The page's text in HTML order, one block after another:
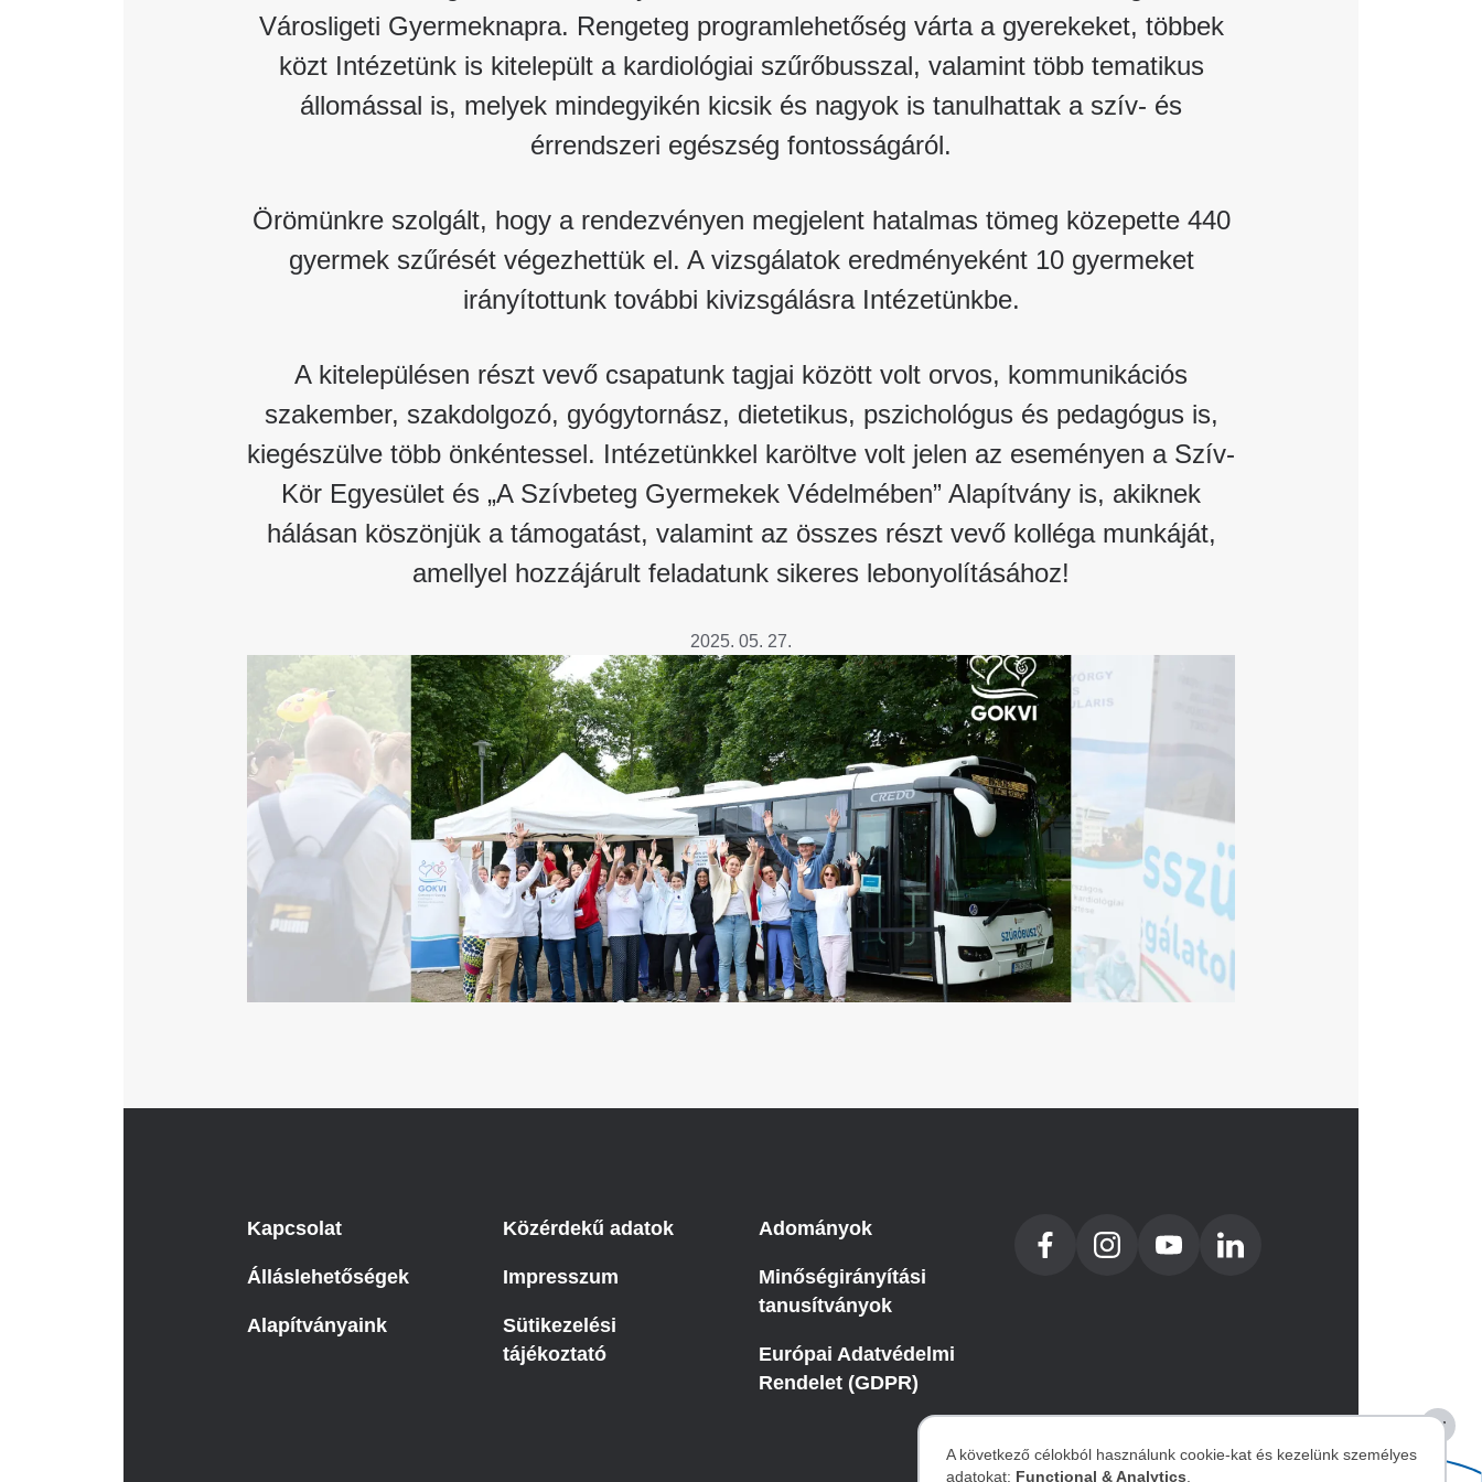
Patika ügyeleti link Pest
vármegyére vonatkozóan
Egészségértés
Nemzeti szívinfarktus regiszter
Katéter Terápiás Osztály
Kardiológiai Képalkotó Osztály
Látogatóknak
Szolgáltatásaink
A szív atlasza
Rehabilitáció Füreden
Városligeti Gyermeknapra. Rengeteg programlehetőség várta a gyerekeket, többek
közt Intézetünk is kitelepült a kardiológiai szűrőbusszal, valamint több tematikus
állomással is, melyek mindegyikén kicsik és nagyok is tanulhattak a szív- és
érrendszeri egészség fontosságáról.
Örömünkre szolgált, hogy a rendezvényen megjelent hatalmas tömeg közepette 440
gyermek szűrését végezhettük el. A vizsgálatok eredményeként 10 gyermeket
irányítottunk további kivizsgálásra Intézetünkbe.
A kitelepülésen részt vevő csapatunk tagjai között volt orvos, kommunikációs
szakember, szakdolgozó, gyógytornász, dietetikus, pszichológus és pedagógus is,
kiegészülve több önkéntessel. Intézetünkkel karöltve volt jelen az eseményen a Szív-
Kör Egyesület és „A Szívbeteg Gyermekek Védelmében” Alapítvány is, akiknek
hálásan köszönjük a támogatást, valamint az összes részt vevő kolléga munkáját,
amellyel hozzájárult feladatunk sikeres lebonyolításához!
2025. 05. 27.
Image
Kapcsolat
Álláslehetőségek
Alapítványaink
Közérdekű adatok
Impresszum
Sütikezelési
tájékoztató
Adományok
Minőségirányítási
tanusítványok
Európai Adatvédelmi
Rendelet (GDPR)
A következő célokból használunk cookie-kat és kezelünk személyes
adatokat: Functional & Analytics